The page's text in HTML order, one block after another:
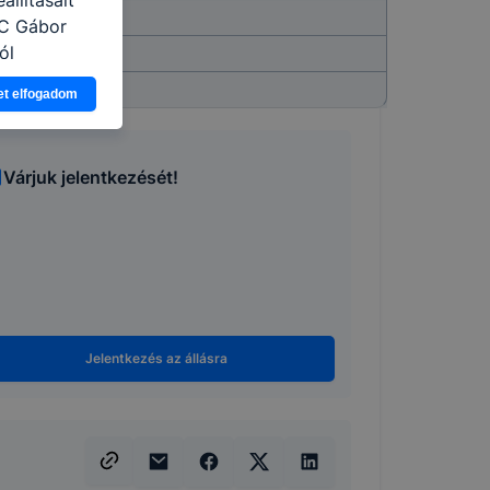
Várjuk jelentkezését!
Jelentkezés az állásra
Gábor
a
jobb
modern
elfogadom